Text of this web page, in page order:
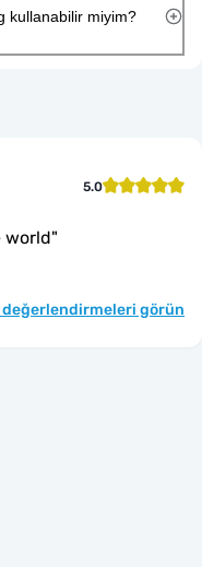
kullanabilir miyim?
5.0
world"
değerlendirmeleri görün